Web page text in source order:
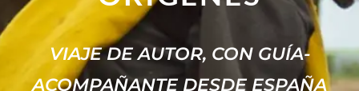
VIAJE DE AUTOR, CON GUÍA-
ACOMPAÑANTE DESDE ESPAÑA